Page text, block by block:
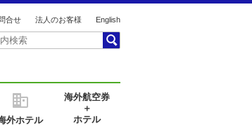
合せ 法人のお客様 English
外ホテル
海外航空券
＋
ホテル